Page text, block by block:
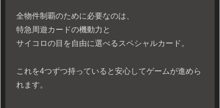
全物件制覇のために必要なのは、
特急周遊カードの機動力と
サイコロの目を自由に選べるスペシャルカード。
これを4つずつ持っていると安心してゲームが進めら
れます。